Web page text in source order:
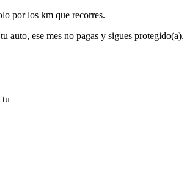
por los km que recorres.
auto, ese mes no pagas y sigues protegido(a).
tu